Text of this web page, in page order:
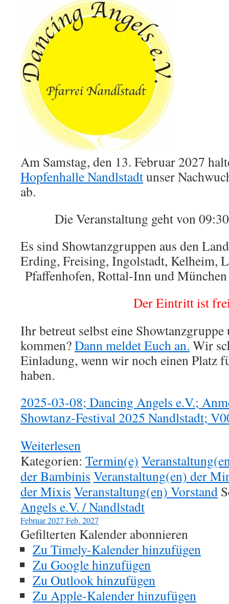
Am Samstag, den 13. Februar 2027
Hopfenhalle Nandlstadtunser
ab.
Die Veranstaltung geht von
Es sind Showtanzgruppen aus den
Erding, Freising, Ingolstadt, Kelheim,
Pfaffenhofen, Rottal-Inn und
Der Eintritt ist
Ihr betreut selbst eine
kommen?Dann meldet Euch an. Wir
Einladung, wenn wir noch einen Platz
haben.
2025-03-08; Dancing Angels e.V.;
Showtanz-Festival 2025 Nandlstadt;
Weiterlesen
Kategorien: Termin(e)
der Bambinis Veranstaltung(en) der
der Mixis Veranstaltung(en) Vorstand
Angels e.V. / Nandlstadt
Februar 2027 Feb. 2027
Gefilterten Kalender abonnieren
Zu Timely-Kalender hinzufügen
Zu Google hinzufügen
Zu Outlook hinzufügen
Zu Apple-Kalender hinzufügen